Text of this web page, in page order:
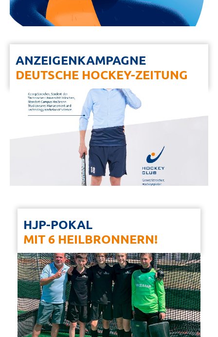
ANZEIGENKAMPAGNE
DEUTSCHE HOCKEY-ZEITUNG
HJP-POKAL
MIT 6 HEILBRONNERN!